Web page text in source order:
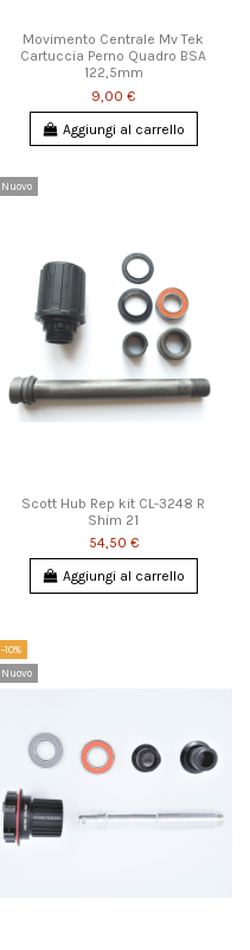
Movimento Centrale Mv Tek
Cartuccia Perno Quadro BSA
122,5mm
9,00 €
Aggiungi al carrello
Nuovo
Scott Hub Rep kit CL-3248 R
Shim 21
54,50 €
Aggiungi al carrello
-10%
Nuovo